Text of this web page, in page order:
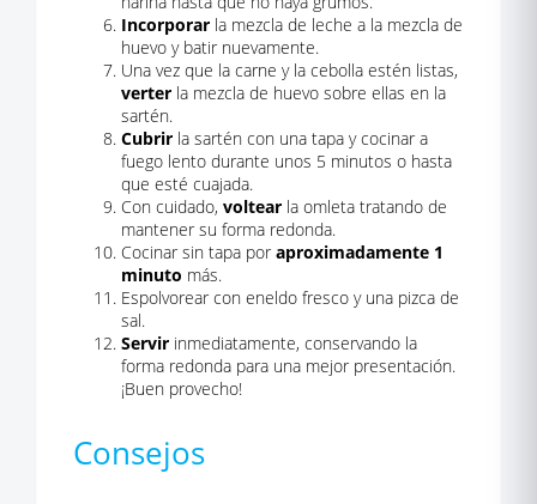
Incorporar la mezcla de leche a la mezcla de
huevo y batir nuevamente.
Una vez que la carne y la cebolla estén listas,
verter la mezcla de huevo sobre ellas en la
sartén.
Cubrir la sartén con una tapa y cocinar a
fuego lento durante unos 5 minutos o hasta
que esté cuajada.
Con cuidado, voltear la omleta tratando de
mantener su forma redonda.
Cocinar sin tapa por aproximadamente 1
minuto más.
Espolvorear con eneldo fresco y una pizca de
sal.
Servir inmediatamente, conservando la
forma redonda para una mejor presentación.
¡Buen provecho!
Consejos